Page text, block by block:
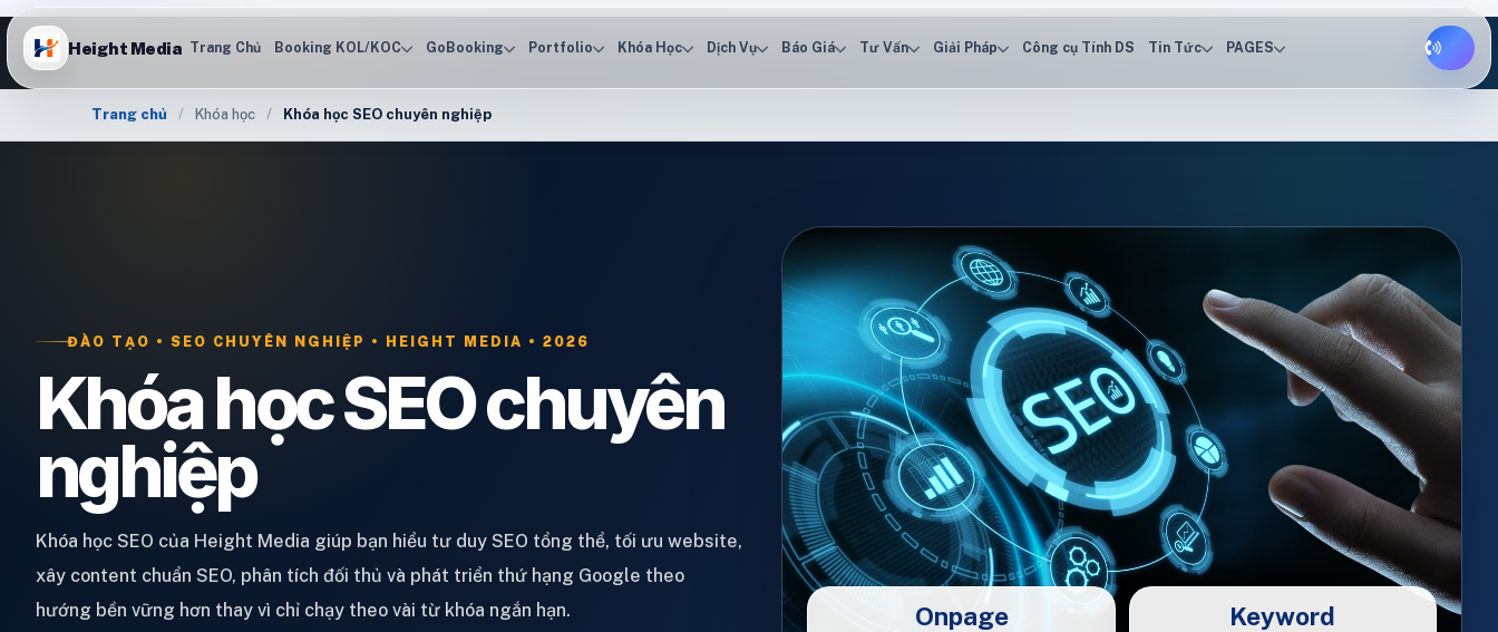
Height Media Trang Chủ Booking KOL/KOC GoBooking Portfolio Khóa Học Dịch Vụ Báo Giá Tư Vấn Giải Pháp Công cụ Tính DS Tin Tức PAGES
Trang chủ Khóa học Khóa học SEO chuyên nghiệp
ĐÀO TẠO • SEO CHUYÊN NGHIỆP • HEIGHT MEDIA • 2026
Khóa học SEO chuyên
nghiệp
Khóa học SEO của Height Media giúp bạn hiểu tư duy SEO tổng thể, tối ưu website,
xây content chuẩn SEO, phân tích đối thủ và phát triển thứ hạng Google theo
hướng bền vững hơn thay vì chỉ chạy theo vài từ khóa ngắn hạn.
Onpage Keyword